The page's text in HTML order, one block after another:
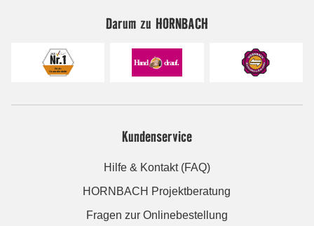
Darum zu HORNBACH
Kundenservice
Hilfe & Kontakt (FAQ)
HORNBACH Projektberatung
Fragen zur Onlinebestellung